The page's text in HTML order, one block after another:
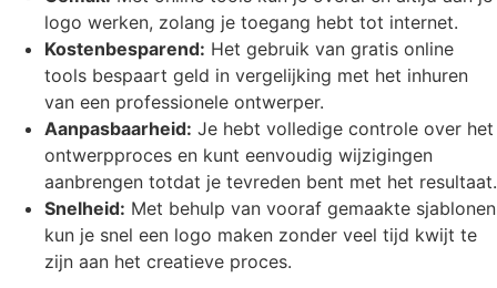
logo werken, zolang je toegang hebt tot internet.
Kostenbesparend: Het gebruik van gratis online
tools bespaart geld in vergelijking met het inhuren
van een professionele ontwerper.
Aanpasbaarheid: Je hebt volledige controle over het
ontwerpproces en kunt eenvoudig wijzigingen
aanbrengen totdat je tevreden bent met het resultaat.
Snelheid: Met behulp van vooraf gemaakte sjablonen
kun je snel een logo maken zonder veel tijd kwijt te
zijn aan het creatieve proces.